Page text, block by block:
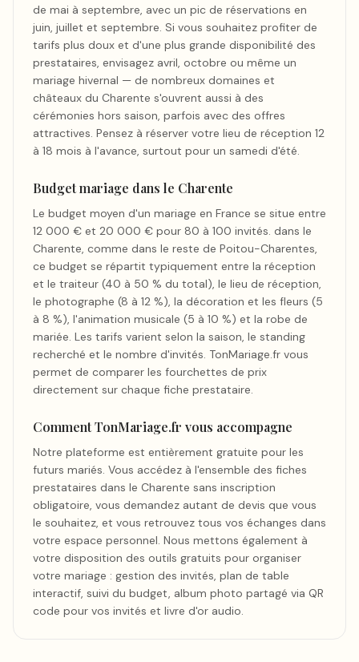
de mai à septembre, avec un pic de réservations en
juin, juillet et septembre. Si vous souhaitez profiter de
tarifs plus doux et d'une plus grande disponibilité des
prestataires, envisagez avril, octobre ou même un
mariage hivernal — de nombreux domaines et
châteaux du Charente s'ouvrent aussi à des
cérémonies hors saison, parfois avec des offres
attractives. Pensez à réserver votre lieu de réception 12
à 18 mois à l'avance, surtout pour un samedi d'été.
Budget mariage dans le Charente
Le budget moyen d'un mariage en France se situe entre
12 000 € et 20 000 € pour 80 à 100 invités. dans le
Charente, comme dans le reste de Poitou-Charentes,
ce budget se répartit typiquement entre la réception
et le traiteur (40 à 50 % du total), le lieu de réception,
le photographe (8 à 12 %), la décoration et les fleurs (5
à 8 %), l'animation musicale (5 à 10 %) et la robe de
mariée. Les tarifs varient selon la saison, le standing
recherché et le nombre d'invités. TonMariage.fr vous
permet de comparer les fourchettes de prix
directement sur chaque fiche prestataire.
Comment TonMariage.fr vous accompagne
Notre plateforme est entièrement gratuite pour les
futurs mariés. Vous accédez à l'ensemble des fiches
prestataires dans le Charente sans inscription
obligatoire, vous demandez autant de devis que vous
le souhaitez, et vous retrouvez tous vos échanges dans
votre espace personnel. Nous mettons également à
votre disposition des outils gratuits pour organiser
votre mariage : gestion des invités, plan de table
interactif, suivi du budget, album photo partagé via QR
code pour vos invités et livre d'or audio.